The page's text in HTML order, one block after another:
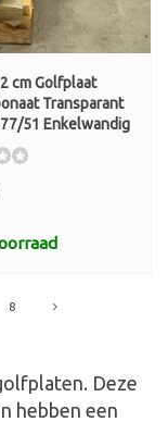
cm Golfplaat
Transparant
51 Enkelwandig
8
Deze
hebben een